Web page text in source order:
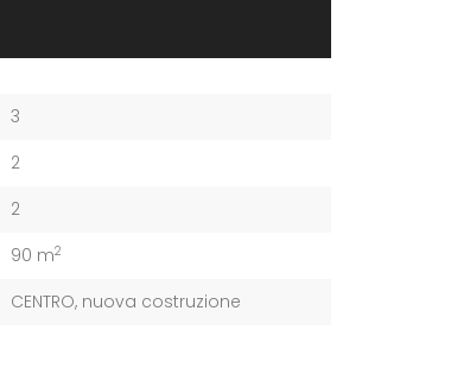
3
2
2
90 m2
CENTRO, nuova costruzione